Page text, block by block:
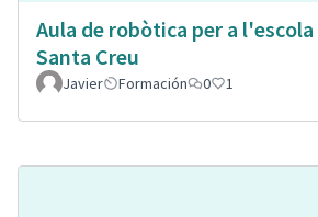
Aula de robòtica per a l'escola
Santa Creu
Javier Formación 0 1